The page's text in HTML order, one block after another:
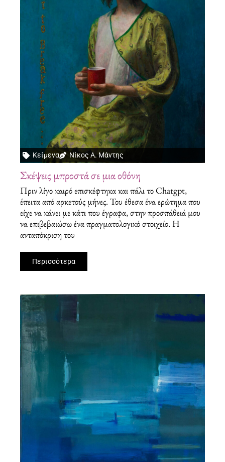
Κείμενα Νίκος Α. Μάντης
Σκέψεις μπροστά σε μια οθόνη
Πριν λίγο καιρό επισκέφτηκα και πάλι το Chatgpt,
έπειτα από αρκετούς μήνες. Του έθεσα ένα ερώτημα που
είχε να κάνει με κάτι που έγραφα, στην προσπάθειά μου
να επιβεβαιώσω ένα πραγματολογικό στοιχείο. Η
ανταπόκριση του
Περισσότερα